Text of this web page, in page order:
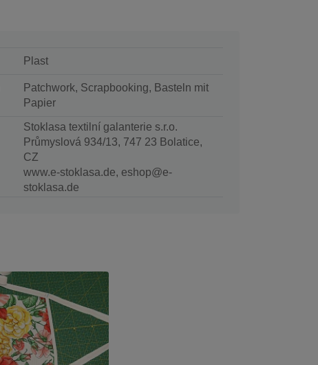
Plast
Patchwork, Scrapbooking, Basteln mit
Papier
Stoklasa textilní galanterie s.r.o.
Průmyslová 934/13, 747 23 Bolatice,
CZ
www.e-stoklasa.de, eshop@e-
stoklasa.de